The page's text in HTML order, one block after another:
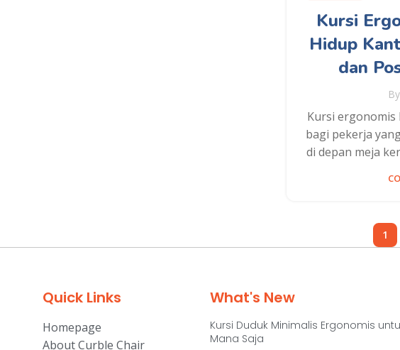
Kursi
Hidup
dan
By
Kursi
bagi pekerja
di depan meja
1
Quick Links
Homepage
About Curble Chair
What's New
Kursi Duduk Minimalis Ergonomis
Mana Saja